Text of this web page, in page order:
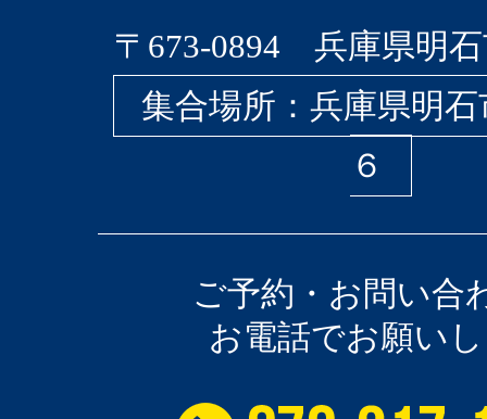
〒673-0894 兵庫県明石
集合場所：兵庫県明
６
ご予約・お問い合
お電話でお願い